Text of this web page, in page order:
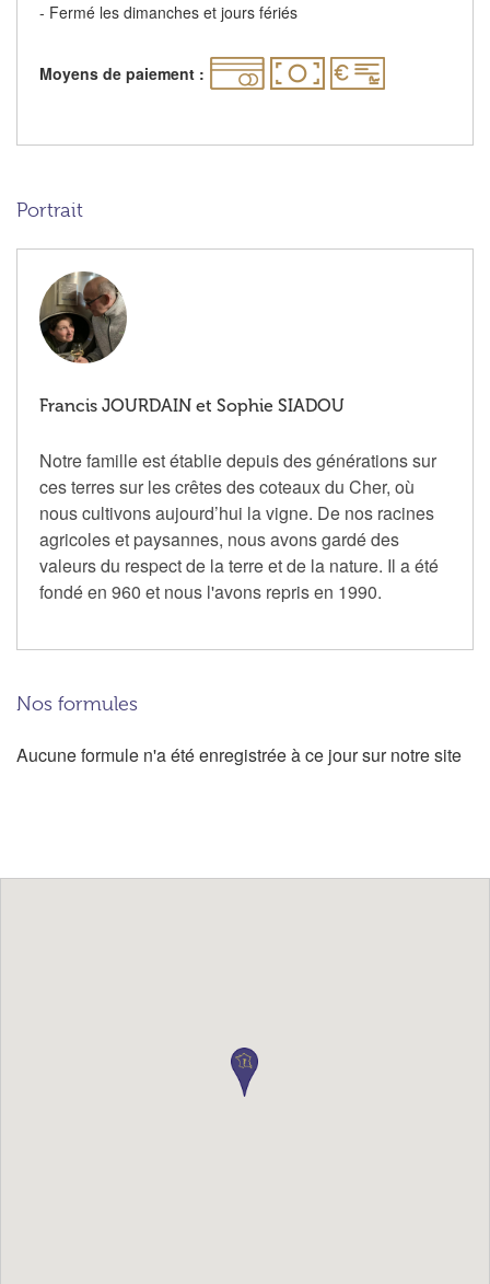
- Fermé les dimanches et jours fériés
Moyens de paiement :
Portrait
Francis JOURDAIN et Sophie SIADOU
Notre famille est établie depuis des générations sur
ces terres sur les crêtes des coteaux du Cher, où
nous cultivons aujourd’hui la vigne. De nos racines
agricoles et paysannes, nous avons gardé des
valeurs du respect de la terre et de la nature. Il a été
fondé en 960 et nous l'avons repris en 1990.
Nos formules
Aucune formule n'a été enregistrée à ce jour sur notre site